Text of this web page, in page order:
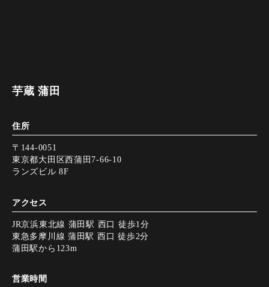
芋蔵 蒲田
住所
〒144-0051
東京都大田区西蒲田7-66-10
ランズビル 8F
アクセス
JR京浜東北線 蒲田駅 西口 徒歩1分
東急多摩川線 蒲田駅 西口 徒歩2分
蒲田駅から123m
営業時間